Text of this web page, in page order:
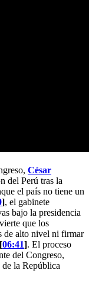
César
del Perú tras la
el país no tiene un
], el gabinete
bajo la presidencia
que los
de alto nivel ni firmar
[06:41]. El proceso
del Congreso,
de la República